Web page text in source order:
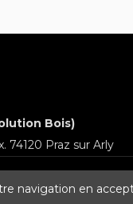
Bois)
74120 Praz sur Arly
navigation en